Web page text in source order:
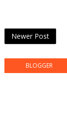
Newer Post
BLOGGER